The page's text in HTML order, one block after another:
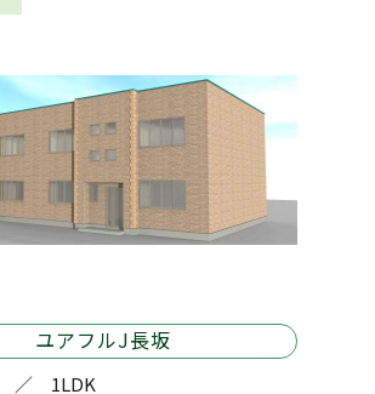
はございますが、3月22日は臨
せていただきます。
04
のお知らせ
営業いたします。
10：00～17：00
休業のお知らせ
がら12月28日～1月5日まで休
101号室
14
サンセット 202号室
14
ンセットⅡ 102号室
21
中古住宅
21
売地
地
ユアフルJ長坂
／ 1LDK